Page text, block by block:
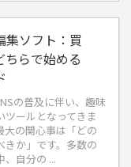
集ソフト：買
ちらで始める
の普及に伴い、趣味
ツールとなってきま
大の関心事は「どの
きか」です。多数の
、自分の ...